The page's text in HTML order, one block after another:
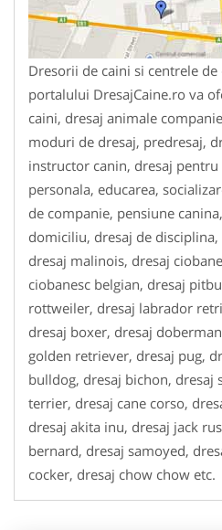
Dresorii de caini si centrele
portalului DresajCaine.ro va
caini, dresaj animale
moduri de dresaj, predresaj,
instructor canin, dresaj
personala, educarea,
de companie, pensiune
domiciliu, dresaj de
dresaj malinois, dresaj
ciobanesc belgian, dresaj
rottweiler, dresaj labrador
dresaj boxer, dresaj
golden retriever, dresaj pug,
bulldog, dresaj bichon, dresaj
terrier, dresaj cane corso,
dresaj akita inu, dresaj jack
bernard, dresaj samoyed,
cocker, dresaj chow chow etc.